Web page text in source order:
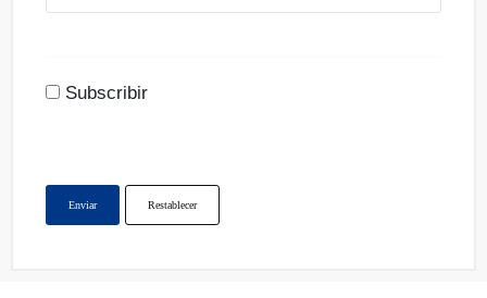
Subscribir
Enviar Restablecer